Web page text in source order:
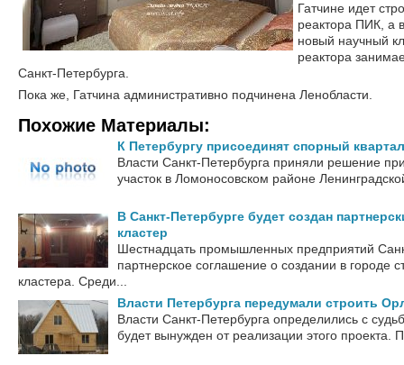
Гатчине идет
реактора ПИК, а
новый научный
реактора
Санкт-Петербурга.
Пока же, Гатчина административно подчинена Ленобласти.
Похожие Материалы:
К Петербургу присоединят спорный
Власти Санкт-Петербурга приняли решение
участок в Ломоносовском районе
В Санкт-Петербурге будет создан
кластер
Шестнадцать промышленных предприятий
партнерское соглашение о создании в городе
кластера. Среди...
Власти Петербурга передумали строить
Власти Санкт-Петербурга определились с
будет вынужден от реализации этого проекта.